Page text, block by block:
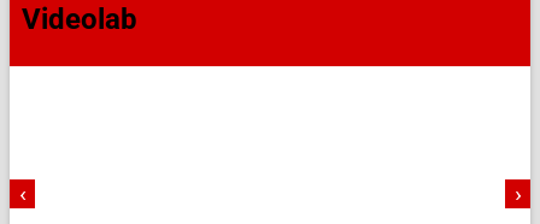
Videolab
‹ ›